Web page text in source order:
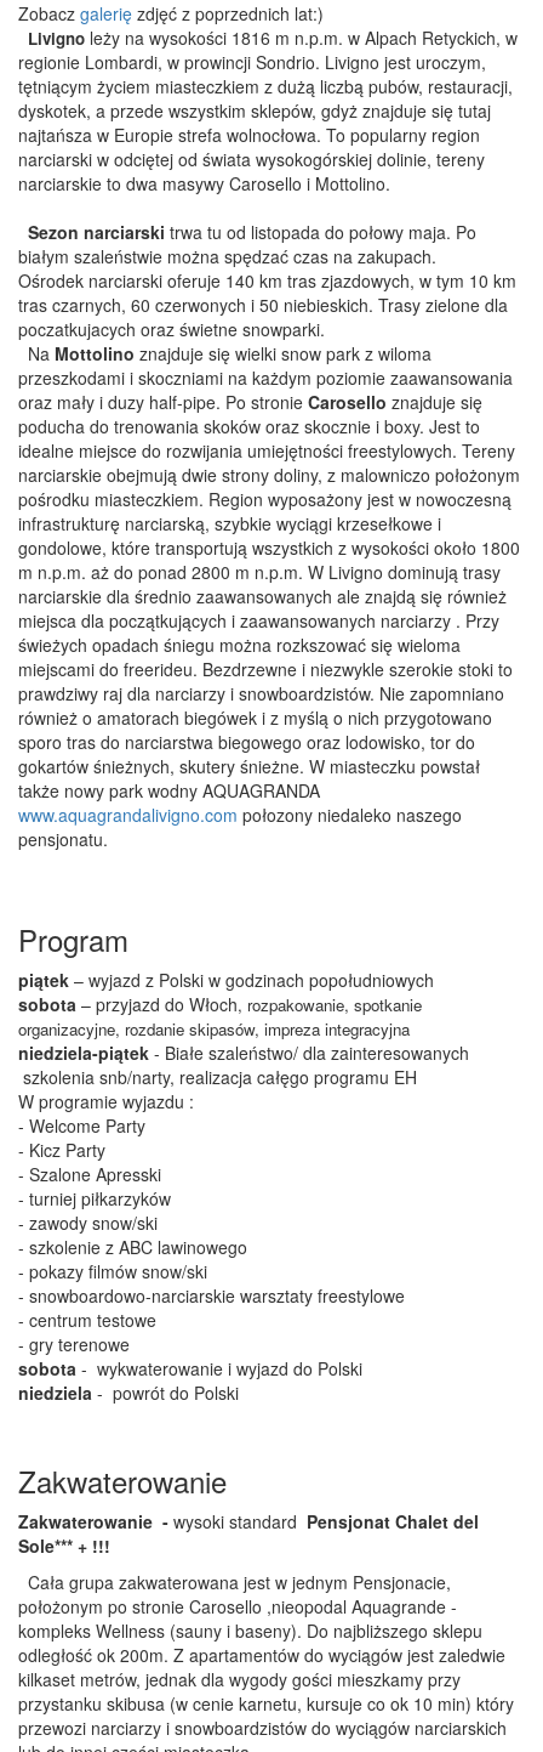
Zobacz galerię zdjęć z poprzednich lat:)
Livigno leży na wysokości 1816 m n.p.m. w Alpach Retyckich, w
regionie Lombardi, w prowincji Sondrio. Livigno jest uroczym,
tętniącym życiem miasteczkiem z dużą liczbą pubów, restauracji,
dyskotek, a przede wszystkim sklepów, gdyż znajduje się tutaj
najtańsza w Europie strefa wolnocłowa. To popularny region
narciarski w odciętej od świata wysokogórskiej dolinie, tereny
narciarskie to dwa masywy Carosello i Mottolino.
Sezon narciarski trwa tu od listopada do połowy maja. Po
białym szaleństwie można spędzać czas na zakupach.
Ośrodek narciarski oferuje 140 km tras zjazdowych, w tym 10 km
tras czarnych, 60 czerwonych i 50 niebieskich. Trasy zielone dla
poczatkujacych oraz świetne snowparki.
Na Mottolino znajduje się wielki snow park z wiloma
przeszkodami i skoczniami na każdym poziomie zaawansowania
oraz mały i duzy half-pipe. Po stronie Carosello znajduje się
poducha do trenowania skoków oraz skocznie i boxy. Jest to
idealne miejsce do rozwijania umiejętności freestylowych. Tereny
narciarskie obejmują dwie strony doliny, z malowniczo położonym
pośrodku miasteczkiem. Region wyposażony jest w nowoczesną
infrastrukturę narciarską, szybkie wyciągi krzesełkowe i
gondolowe, które transportują wszystkich z wysokości około 1800
m n.p.m. aż do ponad 2800 m n.p.m. W Livigno dominują trasy
narciarskie dla średnio zaawansowanych ale znajdą się również
miejsca dla początkujących i zaawansowanych narciarzy . Przy
świeżych opadach śniegu można rozkszować się wieloma
miejscami do freerideu. Bezdrzewne i niezwykle szerokie stoki to
prawdziwy raj dla narciarzy i snowboardzistów. Nie zapomniano
również o amatorach biegówek i z myślą o nich przygotowano
sporo tras do narciarstwa biegowego oraz lodowisko, tor do
gokartów śnieżnych, skutery śnieżne. W miasteczku powstał
także nowy park wodny AQUAGRANDA
www.aquagrandalivigno.com połozony niedaleko naszego
pensjonatu.
Program
piątek – wyjazd z Polski w godzinach popołudniowych
sobota – przyjazd do Włoch, rozpakowanie, spotkanie
organizacyjne, rozdanie skipasów, impreza integracyjna
niedziela-piątek - Białe szaleństwo/ dla zainteresowanych
szkolenia snb/narty, realizacja całęgo programu EH
W programie wyjazdu :
- Welcome Party
- Kicz Party
- Szalone Apresski
- turniej piłkarzyków
- zawody snow/ski
- szkolenie z ABC lawinowego
- pokazy filmów snow/ski
- snowboardowo-narciarskie warsztaty freestylowe
- centrum testowe
- gry terenowe
sobota - wykwaterowanie i wyjazd do Polski
niedziela - powrót do Polski
Zakwaterowanie
Zakwaterowanie - wysoki standard Pensjonat Chalet del
Sole*** + !!!
Cała grupa zakwaterowana jest w jednym Pensjonacie,
położonym po stronie Carosello ,nieopodal Aquagrande -
kompleks Wellness (sauny i baseny). Do najbliższego sklepu
odległość ok 200m. Z apartamentów do wyciągów jest zaledwie
kilkaset metrów, jednak dla wygody gości mieszkamy przy
przystanku skibusa (w cenie karnetu, kursuje co ok 10 min) który
przewozi narciarzy i snowboardzistów do wyciągów narciarskich